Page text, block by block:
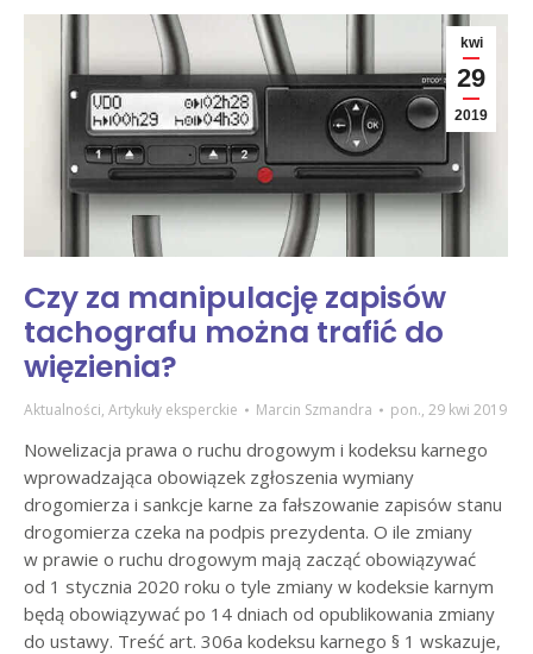
kwi
29
2019
Czy za manipulację zapisów
tachografu można trafić do
więzienia?
Aktualności, Artykuły eksperckie Marcin Szmandra pon., 29 kwi 2019
Nowelizacja prawa o ruchu drogowym i kodeksu karnego
wprowadzająca obowiązek zgłoszenia wymiany
drogomierza i sankcje karne za fałszowanie zapisów stanu
drogomierza czeka na podpis prezydenta. O ile zmiany
w prawie o ruchu drogowym mają zacząć obowiązywać
od 1 stycznia 2020 roku o tyle zmiany w kodeksie karnym
będą obowiązywać po 14 dniach od opublikowania zmiany
do ustawy. Treść art. 306a kodeksu karnego § 1 wskazuje,